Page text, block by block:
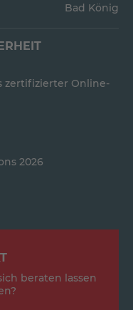
Bad König
zertifizierter Online-
2026
beraten lassen